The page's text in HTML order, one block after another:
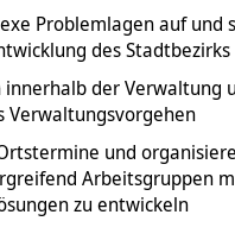
Problemlagen auf und
des Stadtbezirks
innerhalb der Verwaltung
Verwaltungsvorgehen
und
Arbeitsgruppen
zu entwickeln